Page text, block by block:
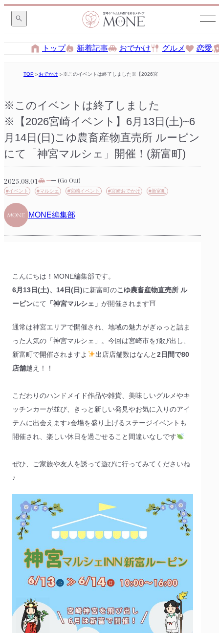
トップ 新着記事 おでかけ グルメ 恋愛
TOP おでかけ ※このイベントは終了しました※【2026宮崎イベント】6月13日(土
※このイベントは終了しました
※【2026宮崎イベント】6月13日(土)~6
月14日(日)こゆ農畜産物直売所 ルーピン
にて「神宮マルシェ」開催！(新富町)
2025.08.01 (Go Out)
#イベント #マルシェ #宮崎イベント #宮崎おでかけ #新富町
MONE編集部
こんにちは！MONE編集部です。
6月13日(土)、14日(日)に新富町のこゆ農畜産物直売所 ル
ーピンにて 「神宮マルシェ」 が開催されます⛩
通常は神宮エリアで開催され、地域の魅力がぎゅっと詰ま
った人気の「神宮マルシェ」。今回は宮崎市を飛び出し、
新富町で開催されますよ
出店店舗数はなんと2日間で80
店舗越え！！
こだわりのハンドメイド作品や雑貨、美味しいグルメやキ
ッチンカーが並び、きっと新しい発見やお気に入りのアイ
テムに出会えます♪会場を盛り上げるステージイベントも
開催され、楽しい休日を過ごせること間違いなしです
ぜひ、ご家族や友人を誘って遊びに行ってみてくださいね
♪